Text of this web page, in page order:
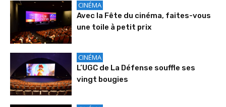
CINÉMA
Avec la Fête du cinéma, faites-vous
une toile à petit prix
CINÉMA
L’UGC de La Défense souffle ses
vingt bougies